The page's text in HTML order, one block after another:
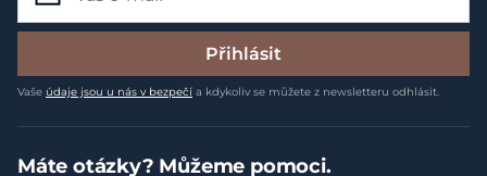
Přihlásit
Vaše údaje jsou u nás v bezpečí a kdykoliv se můžete z newsletteru odhlásit.
Máte otázky? Můžeme pomoci.